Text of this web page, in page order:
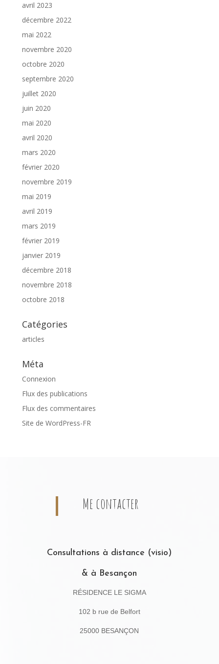
avril 2023
décembre 2022
mai 2022
novembre 2020
octobre 2020
septembre 2020
juillet 2020
juin 2020
mai 2020
avril 2020
mars 2020
février 2020
novembre 2019
mai 2019
avril 2019
mars 2019
février 2019
janvier 2019
décembre 2018
novembre 2018
octobre 2018
Catégories
articles
Méta
Connexion
Flux des publications
Flux des commentaires
Site de WordPress-FR
Me contacter
Consultations à distance (visio)
& à Besançon
RÉSIDENCE LE SIGMA
102 b rue de Belfort
25000 BESANÇON